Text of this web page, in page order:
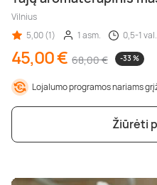
Vilnius
5,00 (1)
1 asm. 0,5-1 val.
45,00 € 68,00 € -33 %
Lojalumo programos nariams
Žiūrėti